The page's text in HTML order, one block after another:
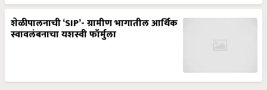
शेळीपालनाची ‘SIP’- ग्रामीण भागातील आर्थिक
स्वावलंबनाचा यशस्वी फॉर्मुला